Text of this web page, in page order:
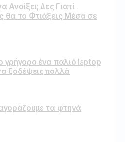
Ανοίξει; Δες Γιατί
θα το Φτιάξεις Μέσα σε
γρήγορο ένα παλιό laptop
ξοδέψεις πολλά
τα φτηνά